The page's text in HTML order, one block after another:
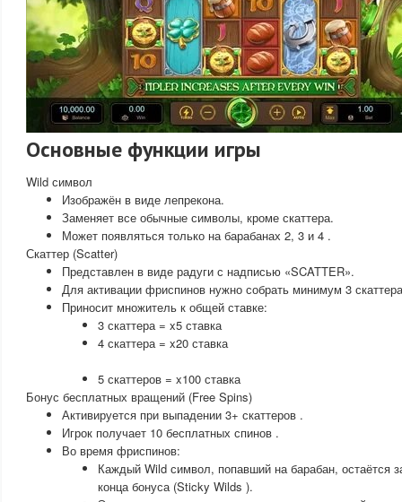
Основные функции игры
Wild символ
Изображён в виде лепрекона.
Заменяет все обычные символы, кроме скаттера.
Может появляться только на барабанах 2, 3 и 4 .
Скаттер (Scatter)
Представлен в виде радуги с надписью «SCATTER».
Для активации фриспинов нужно собрать минимум 3
Приносит множитель к общей ставке:
3 скаттера = x5 ставка
4 скаттера = x20 ставка
5 скаттеров = x100 ставка
Бонус бесплатных вращений (Free Spins)
Активируется при выпадении 3+ скаттеров .
Игрок получает 10 бесплатных спинов .
Во время фриспинов:
Каждый Wild символ, попавший на барабан, остаётся
конца бонуса (Sticky Wilds ).